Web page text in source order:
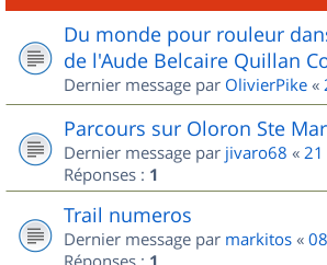
Du monde pour rouleur
de l'Aude Belcaire Quillan
Dernier message par OlivierPike «
Parcours sur Oloron Ste
Dernier message par jivaro68 «
Réponses : 1
Trail numeros
Dernier message par markitos «
Réponses :